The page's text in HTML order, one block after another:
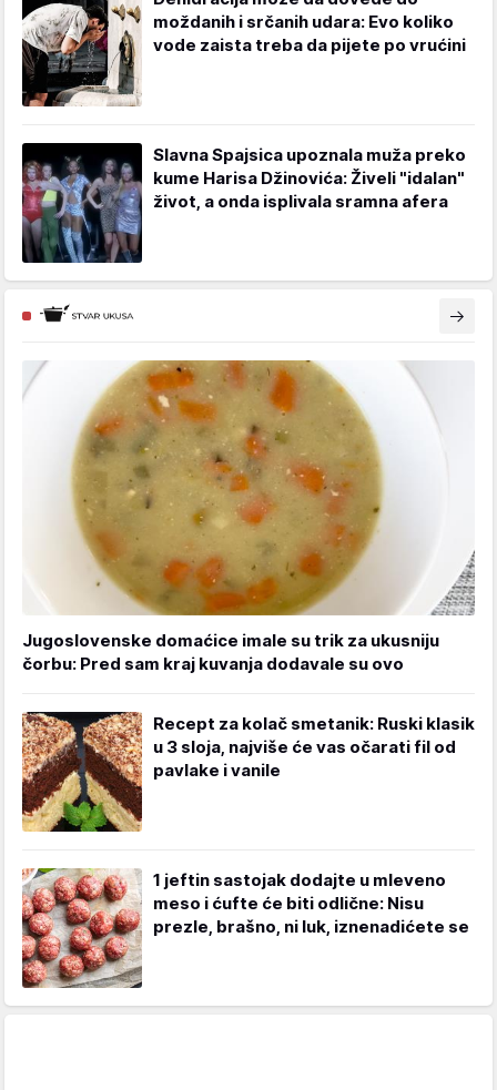
moždanih i srčanih udara: Evo koliko
vode zaista treba da pijete po vrućini
Slavna Spajsica upoznala muža preko
kume Harisa Džinovića: Živeli "idalan"
život, a onda isplivala sramna afera
Jugoslovenske domaćice imale su trik za ukusniju
čorbu: Pred sam kraj kuvanja dodavale su ovo
Recept za kolač smetanik: Ruski klasik
u 3 sloja, najviše će vas očarati fil od
pavlake i vanile
1 jeftin sastojak dodajte u mleveno
meso i ćufte će biti odlične: Nisu
prezle, brašno, ni luk, iznenadićete se